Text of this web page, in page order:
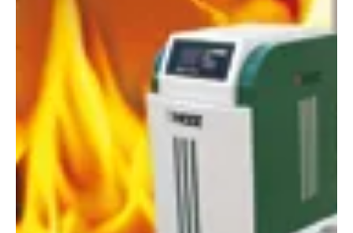
Gépek, szerszámok, technológiák
Mennyire gazdaságos a pellet fűtés?
A pellet teljes egészében természetes alapanyagokból készülő
granulátum. Alapanyaga legtöbb esetben faipari melléktermék.
Fűrészporból és darált faforgácsokból préselik össze nagy
nyomáson, kötőanyagként csupán a fában megtalálható lignin
szolgál. Nedvességtartama állandó, 10-12 %. Az égése során
mindössze annyi szén-dioxidot bocsát ki, amennyit a fa élete
sorá...